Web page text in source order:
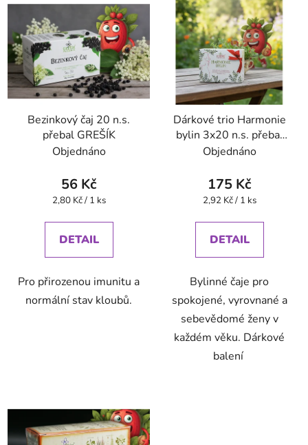
Bezinkový čaj 20 n.s.
přebal GREŠÍK
Objednáno
56 Kč
Měrná
2,80 Kč / 1 ks
DETAIL
Pro přirozenou imunitu a
normální stav kloubů.
Dárkové trio Harmonie
bylin 3x20 n.s. přebal
GREŠÍK
Objednáno
175 Kč
Měrná
2,92 Kč / 1 ks
DETAIL
Bylinné čaje pro
spokojené, vyrovnané a
sebevědomé ženy v
každém věku. Dárkové
balení